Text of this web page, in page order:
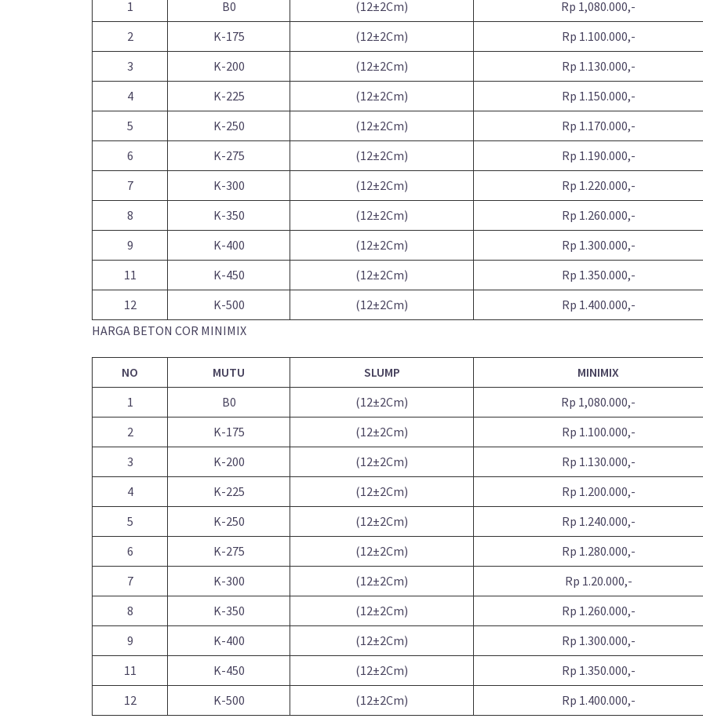
1
B0 (12±2Cm)
Rp 1,080.000,-
2
K-175 (12±2Cm)
Rp 1.100.000,-
3
K-200 (12±2Cm)
Rp 1.130.000,-
4
K-225 (12±2Cm)
Rp 1.150.000,-
5
K-250 (12±2Cm)
Rp 1.170.000,-
6
K-275 (12±2Cm)
Rp 1.190.000,-
7
K-300 (12±2Cm)
Rp 1.220.000,-
8
K-350 (12±2Cm)
Rp 1.260.000,-
9
K-400 (12±2Cm)
Rp 1.300.000,-
11
K-450 (12±2Cm)
Rp 1.350.000,-
12
K-500 (12±2Cm)
Rp 1.400.000,-
HARGA BETON COR MINIMIX
NO MUTU SLUMP
MINIMIX
1
B0 (12±2Cm)
Rp 1,080.000,-
2
K-175 (12±2Cm)
Rp 1.100.000,-
3
K-200 (12±2Cm)
Rp 1.130.000,-
4
K-225 (12±2Cm)
Rp 1.200.000,-
5
K-250 (12±2Cm)
Rp 1.240.000,-
6
K-275 (12±2Cm)
Rp 1.280.000,-
7
K-300 (12±2Cm)
Rp 1.20.000,-
8
K-350 (12±2Cm)
Rp 1.260.000,-
9
K-400 (12±2Cm)
Rp 1.300.000,-
11
K-450 (12±2Cm)
Rp 1.350.000,-
12
K-500 (12±2Cm) Rp 1.400.000,-